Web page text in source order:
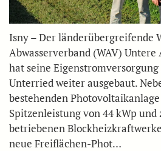
Isny – Der länderübergreifende
Abwasserverband (WAV)
hat seine
Unterried weiter ausgebaut.
bestehenden
Spitzenleistung von 44 kWp
betriebenen
neue Freiflächen-Phot…